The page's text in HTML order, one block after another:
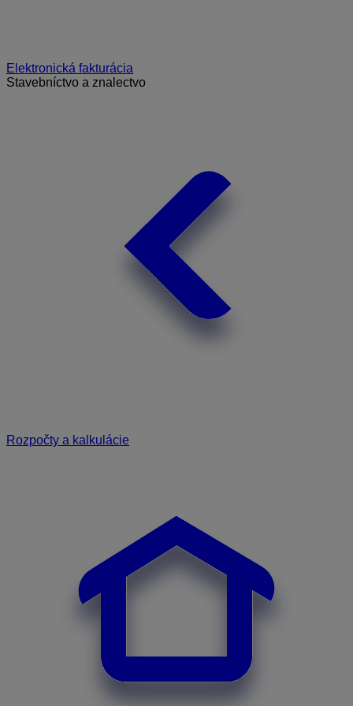
Elektronická fakturácia
Stavebníctvo a znalectvo
Rozpočty a kalkulácie